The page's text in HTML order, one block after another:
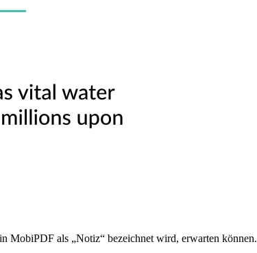
MobiPDF als „Notiz“ bezeichnet wird, erwarten können.